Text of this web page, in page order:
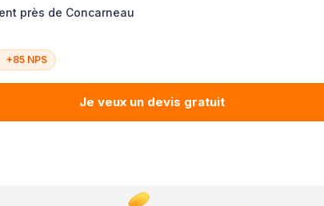
près de Concarneau
+85 NPS
Je veux un devis gratuit